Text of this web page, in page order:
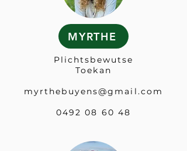
MYRTHE
Plichtsbewutse
Toekan
myrthebuyens@gmail.com
0492 08 60 48